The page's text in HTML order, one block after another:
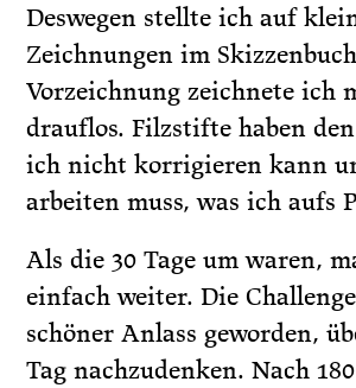
Deswegen stellte ich auf
Zeichnungen im
Vorzeichnung zeichnete ich
drauflos. Filzstifte haben
ich nicht korrigieren kann
arbeiten muss, was ich aufs
Als die 30 Tage um waren,
einfach weiter. Die
schöner Anlass geworden,
Tag nachzudenken. Nach